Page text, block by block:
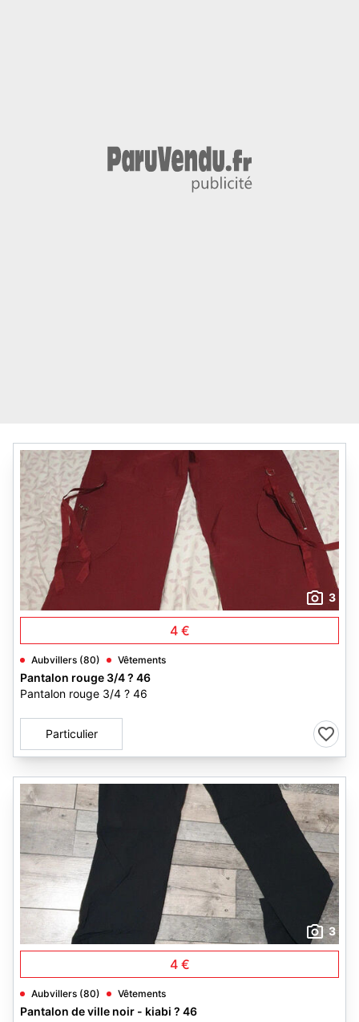
3
4 €
Aubvillers (80) Vêtements
Pantalon rouge 3/4 ? 46
Pantalon rouge 3/4 ? 46
Particulier
3
4 €
Aubvillers (80) Vêtements
Pantalon de ville noir - kiabi ? 46